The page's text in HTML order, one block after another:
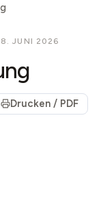
JUNI 2026
Drucken / PDF